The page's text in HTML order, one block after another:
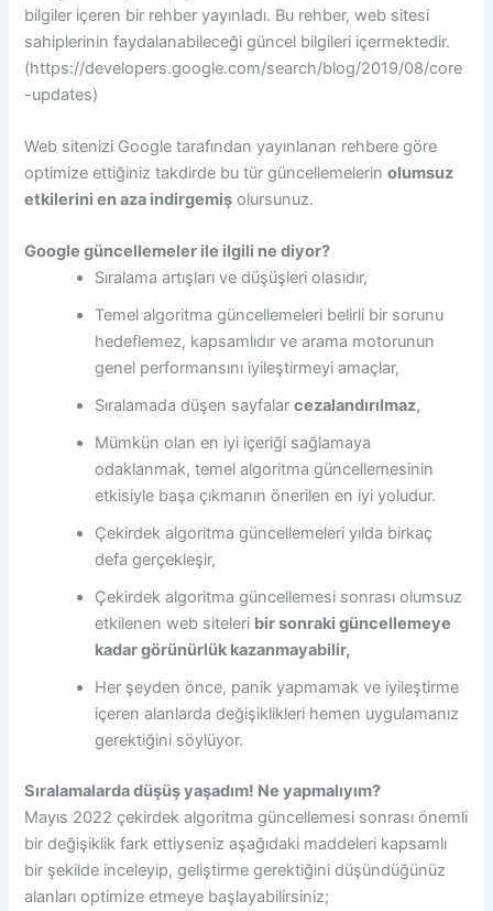
bilgiler içeren bir rehber yayınladı. Bu rehber, web sitesi
sahiplerinin faydalanabileceği güncel bilgileri içermektedir.
(https://developers.google.com/search/blog/2019/08/core
-updates)
Web sitenizi Google tarafından yayınlanan rehbere göre
optimize ettiğiniz takdirde bu tür güncellemelerinolumsuz
etkilerini en aza indirgemiş olursunuz.
Google güncellemeler ile ilgili ne diyor?
Sıralama artışları ve düşüşleri olasıdır,
Temel algoritma güncellemeleri belirli bir sorunu
hedeflemez, kapsamlıdır ve arama motorunun
genel performansını iyileştirmeyi amaçlar,
Sıralamada düşen sayfalarcezalandırılmaz,
Mümkün olan en iyi içeriği sağlamaya
odaklanmak, temel algoritma güncellemesinin
etkisiyle başa çıkmanın önerilen en iyi yoludur.
Çekirdek algoritma güncellemeleri yılda birkaç
defa gerçekleşir,
Çekirdek algoritma güncellemesi sonrası olumsuz
etkilenen web siteleri bir sonraki güncellemeye
kadar görünürlük kazanmayabilir,
Her şeyden önce, panik yapmamak ve iyileştirme
içeren alanlarda değişiklikleri hemen uygulamanız
gerektiğini söylüyor.
Sıralamalarda düşüş yaşadım! Ne yapmalıyım?
Mayıs 2022 çekirdek algoritma güncellemesi sonrası önemli
bir değişiklik fark ettiyseniz aşağıdaki maddeleri kapsamlı
bir şekilde inceleyip, geliştirme gerektiğini düşündüğünüz
alanları optimize etmeye başlayabilirsiniz;